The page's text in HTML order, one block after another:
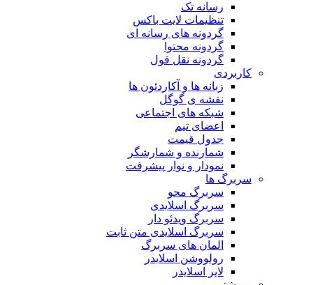
رسانه تک
تنظیمات لایت باکس
گردونه های رسانه ای
گردونه محتوا
گردونه نقل قول
کاربردی
زبانه ها و آکاردئون ها
نقشه ی گوگل
شبکه های اجتماعی
اعضای تیم
جدول قیمت
شمارنده و شمارشگر
نمودار و نوار پیشرفت
سربرگ ها
سربرگ محو
سربرگ اسلایدی
سربرگ ویدئو دار
سربرگ اسلایدی متن ثابت
المان های سربرگ
رولووشن اسلایدر
لایر اسلایدر